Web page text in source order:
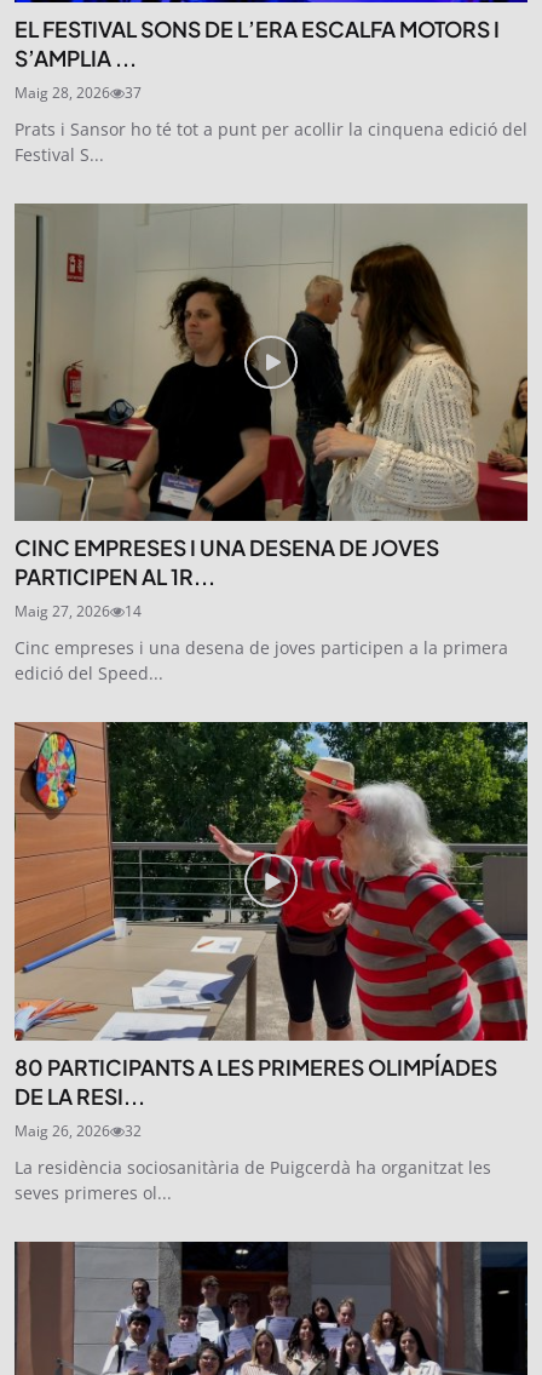
EL FESTIVAL SONS DE L’ERA ESCALFA MOTORS I
S’AMPLIA ...
Maig 28, 2026 37
Prats i Sansor ho té tot a punt per acollir la cinquena edició del
Festival S...
CINC EMPRESES I UNA DESENA DE JOVES
PARTICIPEN AL 1R...
Maig 27, 2026 14
Cinc empreses i una desena de joves participen a la primera
edició del Speed...
80 PARTICIPANTS A LES PRIMERES OLIMPÍADES
DE LA RESI...
Maig 26, 2026 32
La residència sociosanitària de Puigcerdà ha organitzat les
seves primeres ol...